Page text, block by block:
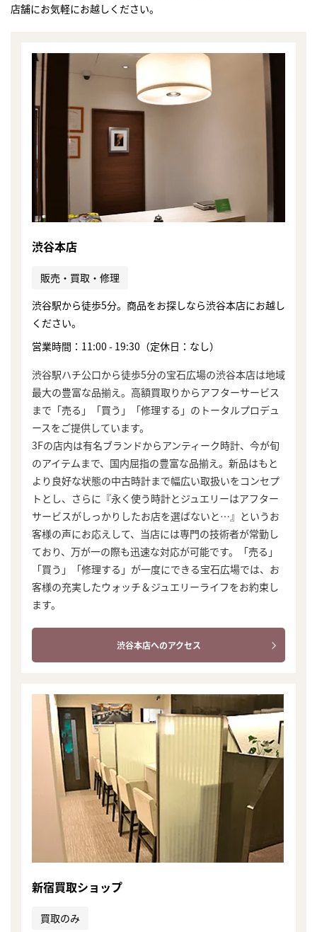
店舗にお気軽にお越しください。
渋谷本店
販売・買取・修理
渋谷駅から徒歩5分。商品をお探しなら渋谷本店にお越し
ください。
営業時間：11:00 - 19:30（定休日：なし）
渋谷駅ハチ公口から徒歩5分の宝石広場の渋谷本店は地域
最大の豊富な品揃え。高額買取りからアフターサービス
まで「売る」「買う」「修理する」のトータルプロデュ
ースをご提供しています。
3Fの店内は有名ブランドからアンティーク時計、今が旬
のアイテムまで、国内屈指の豊富な品揃え。新品はもと
より良好な状態の中古時計まで幅広い取扱いをコンセプ
トとし、さらに『永く使う時計とジュエリーはアフター
サービスがしっかりしたお店を選ばないと…』というお
客様の声にお応えして、当店には専門の技術者が常勤し
ており、万が一の際も迅速な対応が可能です。「売る」
「買う」「修理する」が一度にできる宝石広場では、お
客様の充実したウォッチ＆ジュエリーライフをお約束し
ます。
渋谷本店へのアクセス
新宿買取ショップ
買取のみ